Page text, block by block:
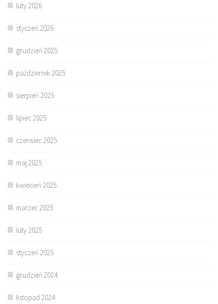
luty 2026
styczeń 2026
grudzień 2025
październik 2025
sierpień 2025
lipiec 2025
czerwiec 2025
maj 2025
kwiecień 2025
marzec 2025
luty 2025
styczeń 2025
grudzień 2024
listopad 2024